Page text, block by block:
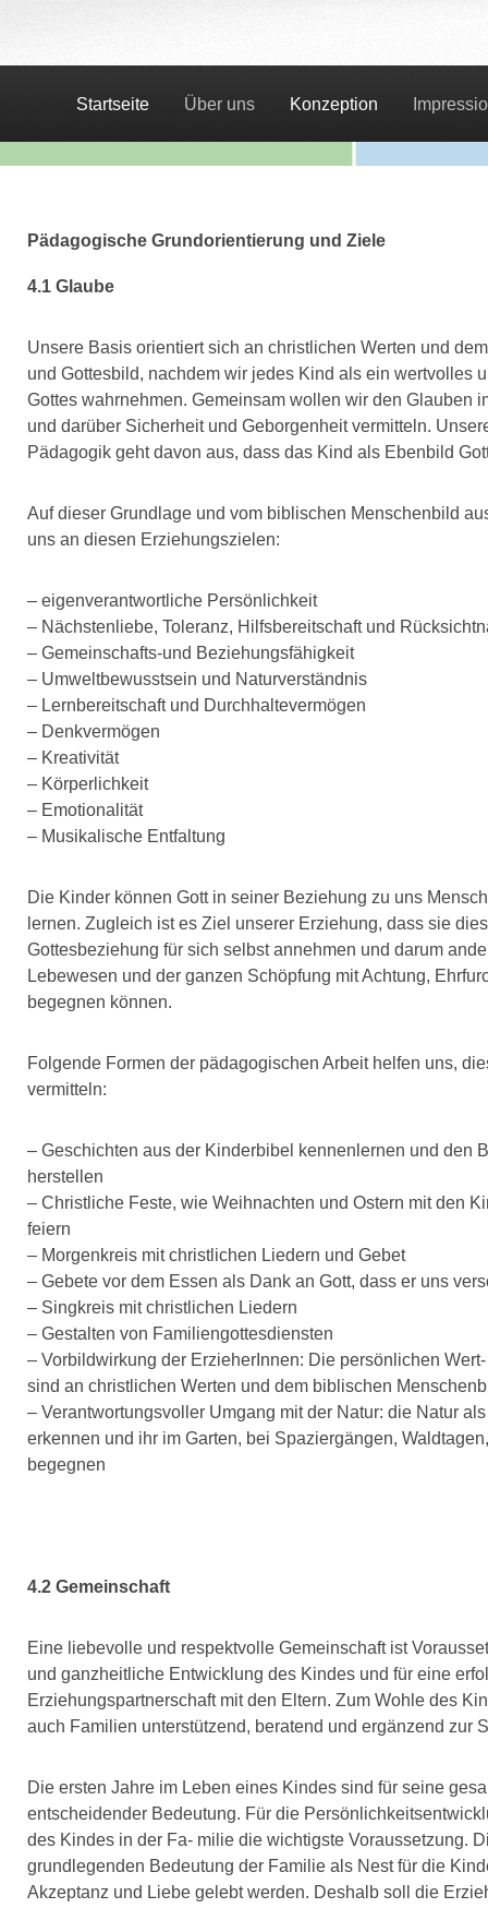
Startseite Über uns Konzeption
Pädagogische Grundorientierung und Ziele
4.1 Glaube
Unsere Basis orientiert sich an christlichen Werten und
und Gottesbild, nachdem wir jedes Kind als ein wertvolles
Gottes wahrnehmen. Gemeinsam wollen wir den Glauben
und darüber Sicherheit und Geborgenheit vermitteln.
Pädagogik geht davon aus, dass das Kind als Ebenbild
Auf dieser Grundlage und vom biblischen Menschenbild
uns an diesen Erziehungszielen:
– eigenverantwortliche Persönlichkeit
– Nächstenliebe, Toleranz, Hilfsbereitschaft und
– Gemeinschafts-und Beziehungsfähigkeit
– Umweltbewusstsein und Naturverständnis
– Lernbereitschaft und Durchhaltevermögen
– Denkvermögen
– Kreativität
– Körperlichkeit
– Emotionalität
– Musikalische Entfaltung
Die Kinder können Gott in seiner Beziehung zu uns
lernen. Zugleich ist es Ziel unserer Erziehung, dass sie
Gottesbeziehung für sich selbst annehmen und darum
Lebewesen und der ganzen Schöpfung mit Achtung,
begegnen können.
Folgende Formen der pädagogischen Arbeit helfen uns,
vermitteln:
– Geschichten aus der Kinderbibel kennenlernen und den
herstellen
– Christliche Feste, wie Weihnachten und Ostern mit den
feiern
– Morgenkreis mit christlichen Liedern und Gebet
– Gebete vor dem Essen als Dank an Gott, dass er uns
– Singkreis mit christlichen Liedern
– Gestalten von Familiengottesdiensten
– Vorbildwirkung der ErzieherInnen: Die persönlichen
sind an christlichen Werten und dem biblischen
– Verantwortungsvoller Umgang mit der Natur: die Natur
erkennen und ihr im Garten, bei Spaziergängen,
begegnen
4.2 Gemeinschaft
Eine liebevolle und respektvolle Gemeinschaft ist
und ganzheitliche Entwicklung des Kindes und für eine
Erziehungspartnerschaft mit den Eltern. Zum Wohle des
auch Familien unterstützend, beratend und ergänzend zur
Die ersten Jahre im Leben eines Kindes sind für seine
entscheidender Bedeutung. Für die
des Kindes in der Fa- milie die wichtigste Voraussetzung.
grundlegenden Bedeutung der Familie als Nest für die
Akzeptanz und Liebe gelebt werden. Deshalb soll die